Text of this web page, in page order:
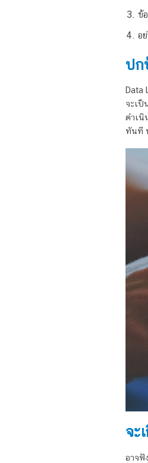
ข้
อ
ปก
Data
จะเป็
ดำเนิ
ทันที
จะ
อาจฟั